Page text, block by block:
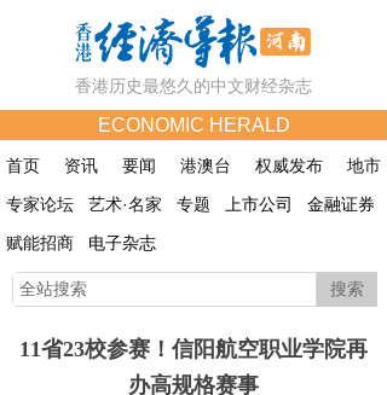
首页 资讯 要闻 港澳台 权威发布
地市
专家论坛
艺术·名家 专题 上市公司
金融证券
赋能招商
电子杂志
ECONOMIC HERALD
香港历史最悠久的中文财经杂志
搜索
11省23校参赛！信阳航空职业学院再
办高规格赛事